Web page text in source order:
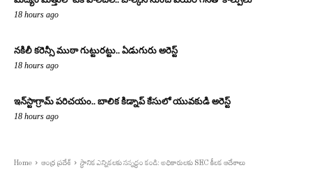
18 hours ago
నకిలీ కరెన్సీ ముఠా గుట్టురట్టు.. ఏడుగురు అరెస్ట్
18 hours ago
ఇన్‌స్టాగ్రామ్ పరిచయం.. బాలిక కిడ్నాప్ కేసులో యువకుడి అరెస్ట్
18 hours ago